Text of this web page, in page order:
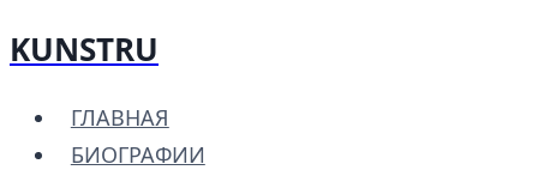
Перейти
содержимому
KUNSTRU
ГЛАВНАЯ
БИОГРАФИИ